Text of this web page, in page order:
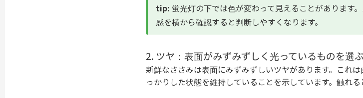
tip: 蛍光灯の下では色が変わって見えることがあります
感を横から確認すると判断しやすくなります。
2. ツヤ：表面がみずみずしく光っているものを選ぶ
新鮮なささみは表面にみずみずしいツヤがあります。これ
っかりした状態を維持していることを示しています。触れる